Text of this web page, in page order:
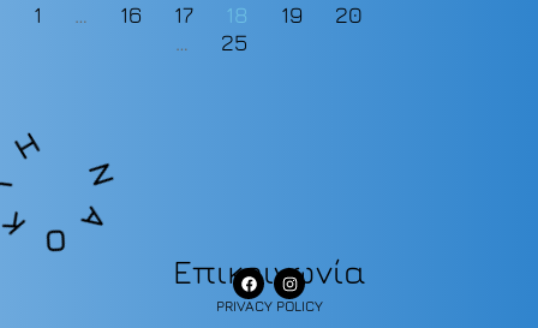
1 … 16 17 18 19
20
…
25
Επικοινωνία
PRIVACY POLICY